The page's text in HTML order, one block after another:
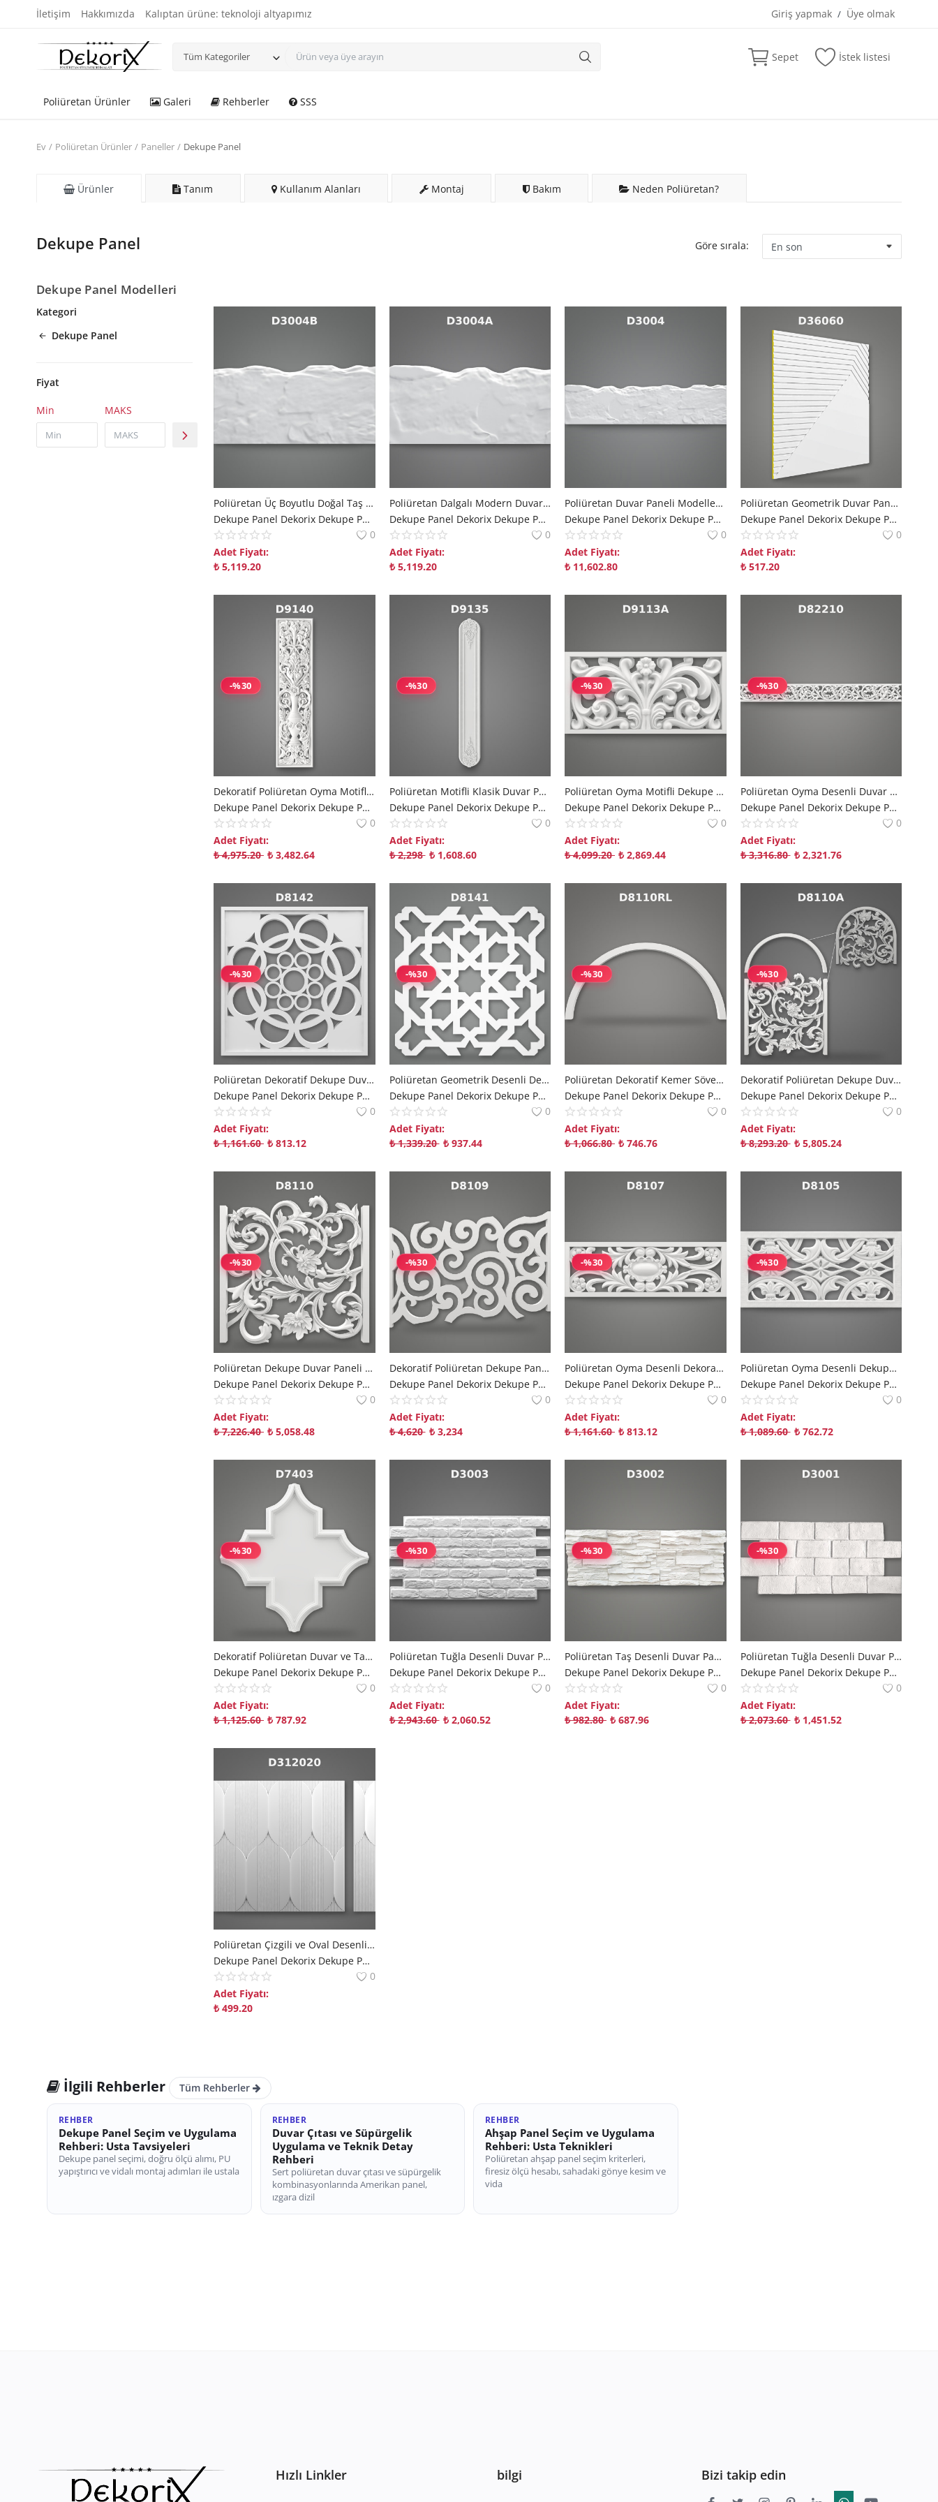
İletişim Hakkımızda Kalıptan ürüne: teknoloji altyapımız Giriş yapmak / Üye olmak
Tüm Kategoriler Sepet İstek listesi
SSS
Rehberler
Galeri
Poliüretan Ürünler
Ev Poliüretan Ürünler Paneller Dekupe Panel
Ürünler Tanım Kullanım Alanları Montaj Bakım Neden Poliüretan?
Dekupe Panel Göre sırala:
Dekupe Panel Modelleri
Kategori
Dekupe Panel
Fiyat
Min MAKS
Poliüretan Üç Boyutlu Doğal Taş Dokulu Duvar Paneli
Dekupe Panel Dekorix Dekupe Panel | Modern Mekanlara Derinlik Katan Çözümler polure
0
Adet Fiyatı:
₺ 5,119.20
Poliüretan Dalgalı Modern Duvar Paneli
Dekupe Panel Dekorix Dekupe Panel | Modern Mekanlara Derinlik Katan Çözümler polure
0
Adet Fiyatı:
₺5,119.20
Poliüretan Duvar Paneli Modelleri ve Çeşitleri
Dekupe Panel Dekorix Dekupe Panel | Modern Mekanlara Derinlik Katan Çözümler polure
0
Adet Fiyatı:
₺ 11,602.80
Poliüretan Geometrik Duvar Paneli ve Dekoratif Kaplama
Dekupe Panel Dekorix Dekupe Panel | Modern Mekanlara Derinlik Katan Çözümler polure
0
Adet Fiyatı:
₺517.20
-%30
Dekoratif Poliüretan Oyma Motifli Duvar Paneli
Dekupe Panel Dekorix Dekupe Panel | Modern Mekanlara Derinlik Katan Çözümler polure
0
Adet Fiyatı:
₺4,975.20 ₺ 3,482.64
-%30
Poliüretan Motifli Klasik Duvar Paneli Modeli 27x182 cm
Dekupe Panel Dekorix Dekupe Panel | Modern Mekanlara Derinlik Katan Çözümler polure
0
Adet Fiyatı:
₺2,298 ₺1,608.60
-%30
Poliüretan Oyma Motifli Dekupe Duvar Paneli Modeli
Dekupe Panel Dekorix Dekupe Panel | Modern Mekanlara Derinlik Katan Çözümler polure
0
Adet Fiyatı:
₺4,099.20 ₺ 2,869.44
-%30
Poliüretan Oyma Desenli Duvar Paneli ve Bordür
Dekupe Panel Dekorix Dekupe Panel | Modern Mekanlara Derinlik Katan Çözümler polure
0
Adet Fiyatı:
₺3,316.80 ₺2,321.76
-%30
Poliüretan Dekoratif Dekupe Duvar Paneli Modeli P8142
Dekupe Panel Dekorix Dekupe Panel | Modern Mekanlara Derinlik Katan Çözümler polure
0
Adet Fiyatı:
₺1,161.60 ₺ 813.12
-%30
Poliüretan Geometrik Desenli Dekupe Duvar ve Tavan Paneli
Dekupe Panel Dekorix Dekupe Panel | Modern Mekanlara Derinlik Katan Çözümler polure
0
Adet Fiyatı:
₺1,339.20 ₺937.44
-%30
Poliüretan Dekoratif Kemer Sövesi ve Yay Duvar Paneli
Dekupe Panel Dekorix Dekupe Panel | Modern Mekanlara Derinlik Katan Çözümler polure
0
Adet Fiyatı:
₺1,066.80 ₺ 746.76
-%30
Dekoratif Poliüretan Dekupe Duvar Paneli Modeli
Dekupe Panel Dekorix Dekupe Panel | Modern Mekanlara Derinlik Katan Çözümler polure
0
Adet Fiyatı:
₺8,293.20 ₺5,805.24
-%30
Poliüretan Dekupe Duvar Paneli Modelleri
Dekupe Panel Dekorix Dekupe Panel | Modern Mekanlara Derinlik Katan Çözümler polure
0
Adet Fiyatı:
₺7,226.40 ₺ 5,058.48
-%30
Dekoratif Poliüretan Dekupe Panel Duvar Süsleme Modeli
Dekupe Panel Dekorix Dekupe Panel | Modern Mekanlara Derinlik Katan Çözümler polure
0
Adet Fiyatı:
₺4,620 ₺3,234
-%30
Poliüretan Oyma Desenli Dekoratif Duvar Paneli Modeli
Dekupe Panel Dekorix Dekupe Panel | Modern Mekanlara Derinlik Katan Çözümler polure
0
Adet Fiyatı:
₺1,161.60 ₺ 813.12
-%30
Poliüretan Oyma Desenli Dekupe Duvar Paneli Modelleri
Dekupe Panel Dekorix Dekupe Panel | Modern Mekanlara Derinlik Katan Çözümler polure
0
Adet Fiyatı:
₺1,089.60 ₺762.72
-%30
Dekoratif Poliüretan Duvar ve Tavan Paneli
Dekupe Panel Dekorix Dekupe Panel | Modern Mekanlara Derinlik Katan Çözümler polure
0
Adet Fiyatı:
₺1,125.60 ₺ 787.92
-%30
Poliüretan Tuğla Desenli Duvar Paneli Modeli P3003
Dekupe Panel Dekorix Dekupe Panel | Modern Mekanlara Derinlik Katan Çözümler polure
0
Adet Fiyatı:
₺2,943.60 ₺2,060.52
-%30
Poliüretan Taş Desenli Duvar Paneli Modelleri
Dekupe Panel Dekorix Dekupe Panel | Modern Mekanlara Derinlik Katan Çözümler polure
0
Adet Fiyatı:
₺982.80 ₺ 687.96
-%30
Poliüretan Tuğla Desenli Duvar Paneli Modelleri
Dekupe Panel Dekorix Dekupe Panel | Modern Mekanlara Derinlik Katan Çözümler polure
0
Adet Fiyatı:
₺2,073.60 ₺1,451.52
Poliüretan Çizgili ve Oval Desenli Duvar Paneli
Dekupe Panel Dekorix Dekupe Panel | Modern Mekanlara Derinlik Katan Çözümler polure
0
Adet Fiyatı:
₺ 499.20
İlgili Rehberler Tüm Rehberler
REHBER
Dekupe Panel Seçim ve Uygulama
Rehberi: Usta Tavsiyeleri
Dekupe panel seçimi, doğru ölçü alımı, PU
yapıştırıcı ve vidalı montaj adımları ile ustala
REHBER
Duvar Çıtası ve Süpürgelik
Uygulama ve Teknik Detay
Rehberi
Sert poliüretan duvar çıtası ve süpürgelik
kombinasyonlarında Amerikan panel,
ızgara dizil
REHBER
Ahşap Panel Seçim ve Uygulama
Rehberi: Usta Teknikleri
Poliüretan ahşap panel seçim kriterleri,
firesiz ölçü hesabı, sahadaki gönye kesim ve
vida
Hızlı Linkler bilgi Bizi takip edin